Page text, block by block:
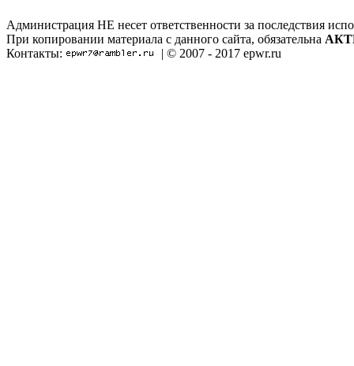
Администрация НЕ несет ответственности за последствия
При копировании материала с данного сайта, обязательна
Контакты:
| © 2007 - 2017 epwr.ru